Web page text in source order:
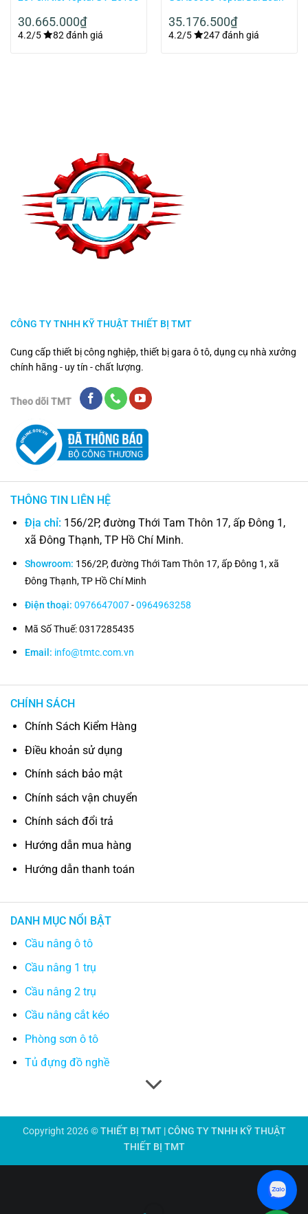
30.665.000₫
4.2/5 82 đánh giá
35.176.500₫
4.2/5 247 đánh giá
CÔNG TY TNHH KỸ THUẬT THIẾT BỊ TMT
Cung cấp thiết bị công nghiệp, thiết bị gara ô tô, dụng cụ nhà xưởng
chính hãng - uy tín - chất lượng.
Theo dõi TMT
THÔNG TIN LIÊN HỆ
Địa chỉ: 156/2P, đường Thới Tam Thôn 17, ấp Đông 1,
xã Đông Thạnh, TP Hồ Chí Minh.
Showroom: 156/2P, đường Thới Tam Thôn 17, ấp Đông 1, xã
Đông Thạnh, TP Hồ Chí Minh
Điện thoại: 0976647007-0964963258
Mã Số Thuế: 0317285435
Email: info@tmtc.com.vn
CHÍNH SÁCH
Chính Sách Kiểm Hàng
Điều khoản sử dụng
Chính sách bảo mật
Chính sách vận chuyển
Chính sách đổi trả
Hướng dẫn mua hàng
Hướng dẫn thanh toán
DANH MỤC NỔI BẬT
Cầu nâng ô tô
Cầu nâng 1 trụ
Cầu nâng 2 trụ
Cầu nâng cắt kéo
Phòng sơn ô tô
Tủ đựng đồ nghề
Copyright 2026 ©THIẾT BỊ TMT | CÔNG TY TNHH KỸ THUẬT
THIẾT BỊ TMT